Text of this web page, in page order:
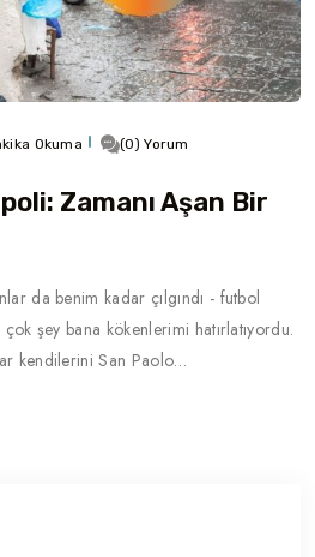
Okuma (0) Yorum
Zamanı Aşan Bir
da benim kadar çılgındı - futbol
şey bana kökenlerimi hatırlatıyordu.
kendilerini San Paolo…